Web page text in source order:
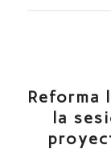
Reforma
la